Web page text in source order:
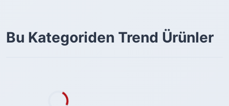
Bu Kategoriden Trend Ürünler